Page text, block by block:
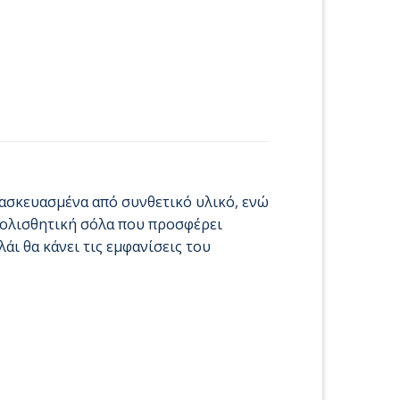
από συνθετικό υλικό, ενώ
σόλα που προσφέρει
θα κάνει τις εμφανίσεις του